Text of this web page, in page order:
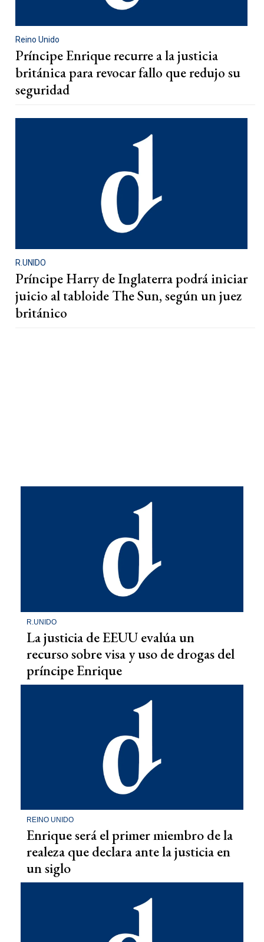
Reino Unido
Príncipe Enrique recurre a la justicia
británica para revocar fallo que redujo su
seguridad
R.UNIDO
Príncipe Harry de Inglaterra podrá iniciar
juicio al tabloide The Sun, según un juez
británico
R.UNIDO
La justicia de EEUU evalúa un
recurso sobre visa y uso de drogas del
príncipe Enrique
REINO UNIDO
Enrique será el primer miembro de la
realeza que declara ante la justicia en
un siglo